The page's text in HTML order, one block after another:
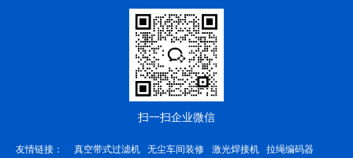
扫一扫企业微信
友情链接： 真空带式过滤机 无尘车间装修 激光焊接机 拉绳编码器